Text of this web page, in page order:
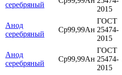
серебряный
2015
Анод
серебряный
Ср99,99Ан
ГОСТ
25474-
2015
Анод
серебряный
Ср99,99Ан
ГОСТ
25474-
2015